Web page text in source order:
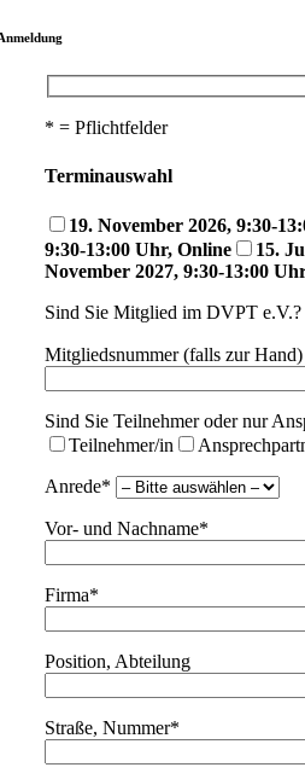
* = Pflichtfelder
Terminauswahl
19. November 2026, 9:30-
9:30-13:00 Uhr, Online
15.
November 2027, 9:30-13:00
Sind Sie Mitglied im DVPT e.V.?
Mitgliedsnummer (falls zur Hand)
Sind Sie Teilnehmer oder nur
Teilnehmer/in
Anrede*
Vor- und Nachname*
Firma*
Position, Abteilung
Straße, Nummer*